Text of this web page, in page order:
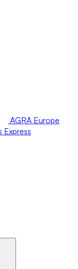
AGRA Europe
Express